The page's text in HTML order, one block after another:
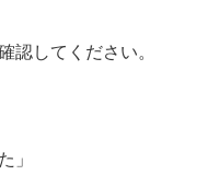
認してください。
」